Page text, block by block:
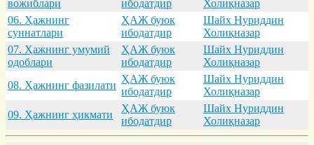
вожиблaри
ибодатдир
Холиқназар
06. Ҳaжнинг
суннaтлaри
ҲАЖ буюк
ибодатдир
Шайх Нуриддин
Холиқназар
07. Ҳaжнинг умумий
одоблaри
ҲАЖ буюк
ибодатдир
Шайх Нуриддин
Холиқназар
08. Ҳaжнинг фaзилaти
ҲАЖ буюк
ибодатдир
Шайх Нуриддин
Холиқназар
09. Ҳaжнинг ҳикмaти
ҲАЖ буюк
ибодатдир
Шайх Нуриддин
Холиқназар